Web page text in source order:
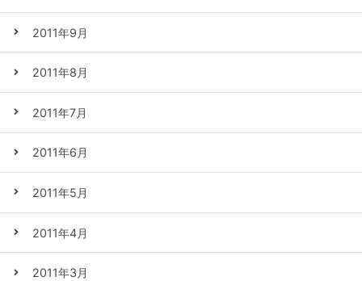
2011年9月
2011年8月
2011年7月
2011年6月
2011年5月
2011年4月
2011年3月